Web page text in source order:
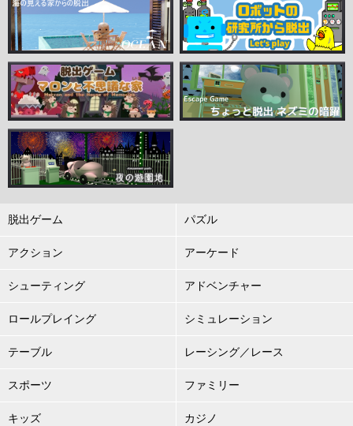
脱出ゲーム パズル
アクション アーケード
シューティング アドベンチャー
ロールプレイング シミュレーション
テーブル レーシング／レース
スポーツ ファミリー
キッズ カジノ